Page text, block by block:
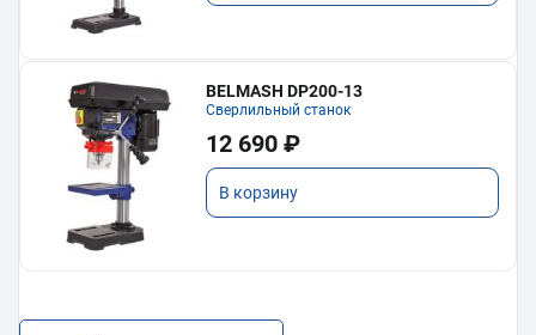
BELMASH DP200-13
Сверлильный станок
12 690 ₽
В корзину